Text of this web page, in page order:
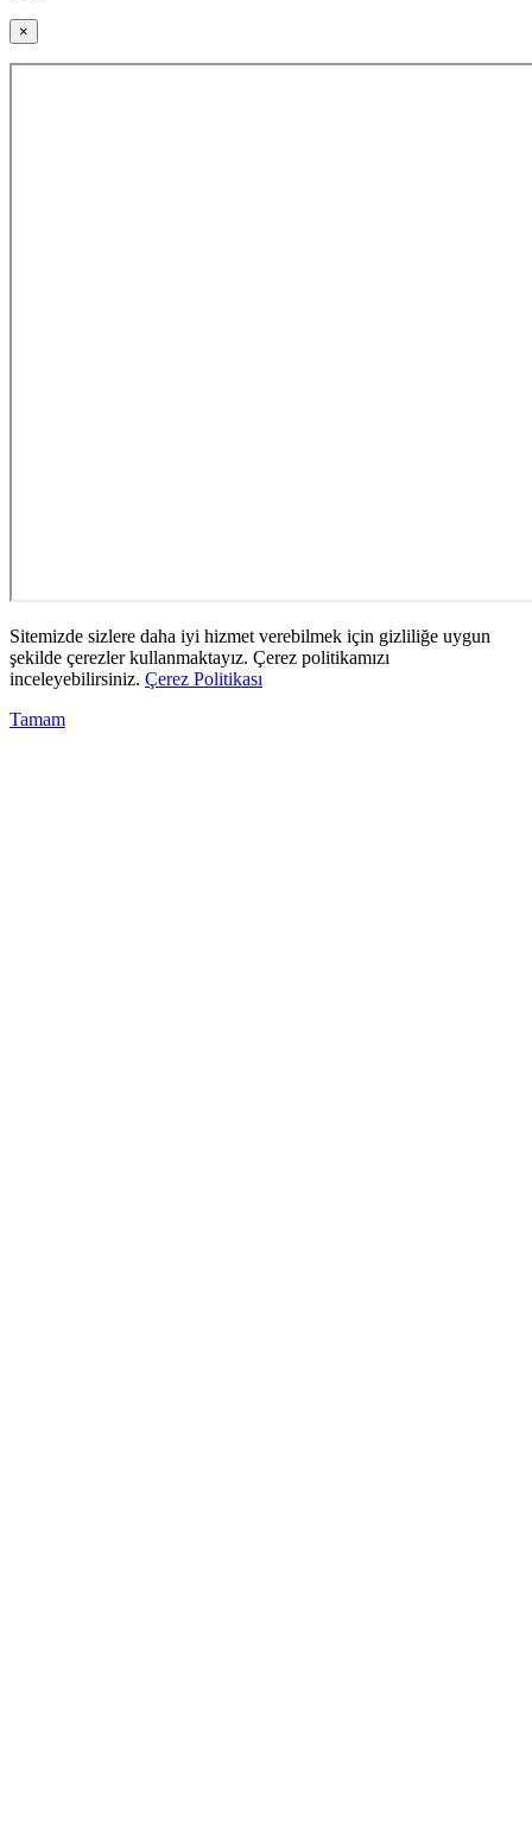
×
Sitemizde sizlere daha iyi hizmet verebilmek için gizliliğe uygun
şekilde çerezler kullanmaktayız. Çerez politikamızı
inceleyebilirsiniz. Çerez Politikası
Tamam